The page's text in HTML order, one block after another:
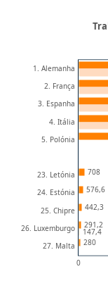
0
1. Alemanha
2. França
3. Espanha
4. Itália
5. Polónia
23. Letónia
24. Estónia
25. Chipre
26. Luxemburgo
27. Malta
708
576,6
442,3
291,2
280
147,4